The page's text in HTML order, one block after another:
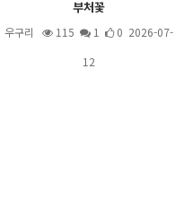
부처꽃
우구리 115 1
0 2026-07-
12